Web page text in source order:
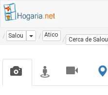
Salou Dropdown
Atico
Cerca de Salou